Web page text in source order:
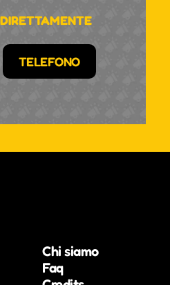
TELEFONO
Chi siamo
Faq